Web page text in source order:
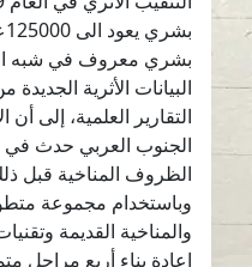
بشري معروف في شبه
البيانات الأثرية
التقارير العلمية، إلى
الجنوب العربي حدث في
الظروف المناخية قبل
وباستخدام مجموعة
والمناخية القديمة
إعادة بناء أربع مراحل